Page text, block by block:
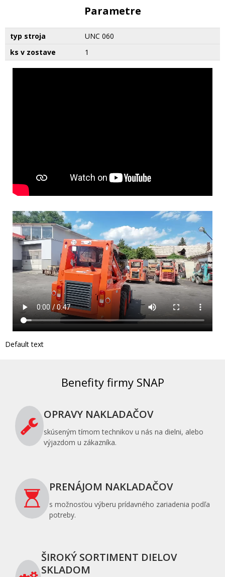
Parametre
typ stroja
UNC 060
ks v zostave
1
Default text
Benefity firmy SNAP
OPRAVY NAKLADAČOV
skúseným tímom technikov u nás na dielni, alebo
výjazdom u zákazníka.
PRENÁJOM NAKLADAČOV
s možnosťou výberu prídavného zariadenia podľa
potreby.
ŠIROKÝ SORTIMENT DIELOV
SKLADOM